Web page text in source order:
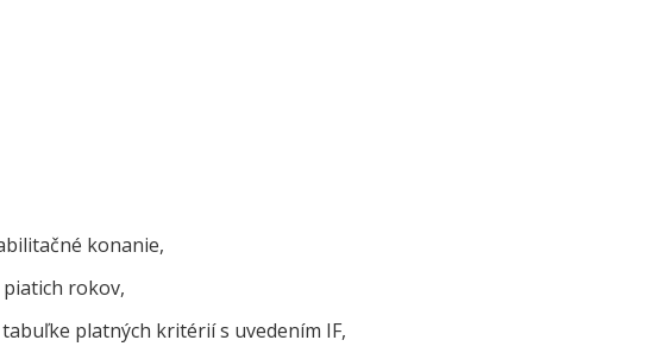
konanie,
rokov,
platných kritérií s uvedením IF,